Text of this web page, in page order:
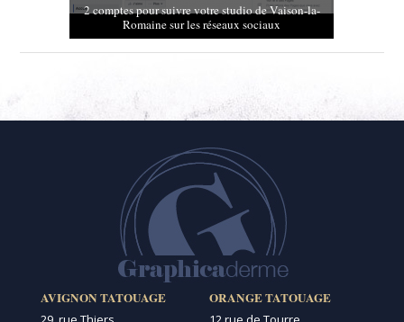
2 comptes pour suivre votre studio de Vaison-la-
Romaine sur les réseaux sociaux
AVIGNON TATOUAGE ORANGE TATOUAGE